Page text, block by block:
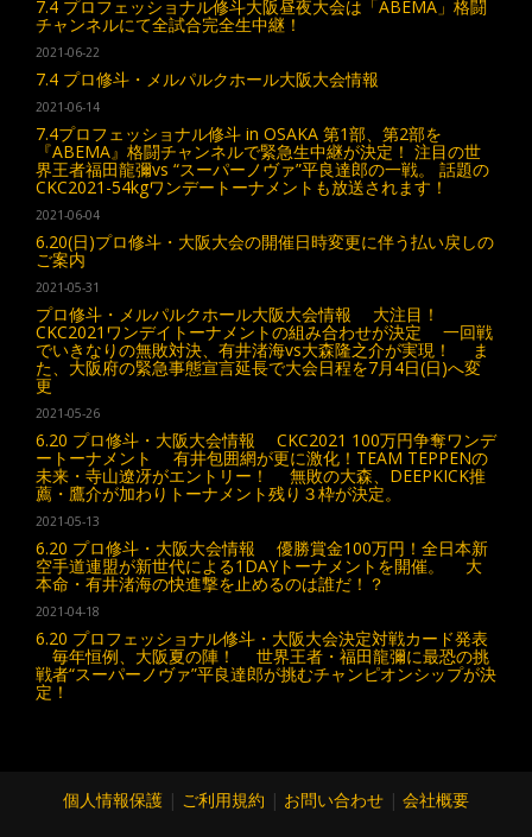
7.4 プロフェッショナル修斗大阪昼夜大会は「ABEMA」格闘
チャンネルにて全試合完全生中継！
2021-06-22
7.4 プロ修斗・メルパルクホール大阪大会情報
2021-06-14
7.4プロフェッショナル修斗 in OSAKA 第1部、第2部を
『ABEMA』格闘チャンネルで緊急生中継が決定！ 注目の世
界王者福田龍彌vs “スーパーノヴァ”平良達郎の一戦。 話題の
CKC2021-54kgワンデートーナメントも放送されます！
2021-06-04
6.20(日)プロ修斗・大阪大会の開催日時変更に伴う払い戻しの
ご案内
2021-05-31
プロ修斗・メルパルクホール大阪大会情報 大注目！
CKC2021ワンデイトーナメントの組み合わせが決定 一回戦
でいきなりの無敗対決、有井渚海vs大森隆之介が実現！ ま
た、大阪府の緊急事態宣言延長で大会日程を7月4日(日)へ変
更
2021-05-26
6.20 プロ修斗・大阪大会情報 CKC2021 100万円争奪ワンデ
ートーナメント 有井包囲網が更に激化！TEAM TEPPENの
未来・寺山遼冴がエントリー！ 無敗の大森、DEEPKICK推
薦・鷹介が加わりトーナメント残り３枠が決定。
2021-05-13
6.20 プロ修斗・大阪大会情報 優勝賞金100万円！全日本新
空手道連盟が新世代による1DAYトーナメントを開催。 大
本命・有井渚海の快進撃を止めるのは誰だ！？
2021-04-18
6.20 プロフェッショナル修斗・大阪大会決定対戦カード発表
毎年恒例、大阪夏の陣！ 世界王者・福田龍彌に最恐の挑
戦者“スーパーノヴァ”平良達郎が挑むチャンピオンシップが決
定！
個人情報保護 | ご利用規約 | お問い合わせ | 会社概要